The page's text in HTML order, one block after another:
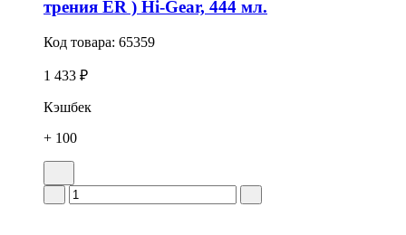
трения ER ) Hi-Gear, 444 мл.
Код товара: 65359
1 433 ₽
Кэшбек
+ 100